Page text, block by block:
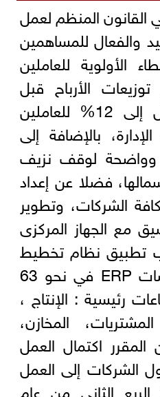
القانون المنظم لعمل
والفعال للمساهمين
الأولوية للعاملين
الأرباح قبل
المساهمين بما يصل إلى 12% للعاملين
الإدارة، بالإضافة إلى
لوقف نزيف
فضلا عن إعداد
الشركات، وتطوير
مع الجهاز المركزى
تطبيق نظام تخطيط
وإدارة موارد المؤسسات ERP في نحو 63
6 قطاعات رئيسية : الإنتاج ،
المخازن،
المقرر اكتمال العمل
الشركات إلى العمل
الثاني من عام